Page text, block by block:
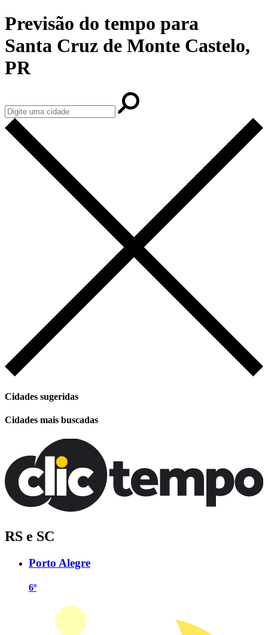
Previsão do tempo para
Santa Cruz de Monte Castelo,
PR
Cidades sugeridas
Cidades mais buscadas
RS e SC
Porto Alegre
6º